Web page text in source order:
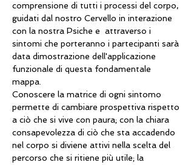
comprensione di tutti i processi del corpo,
guidati dal nostro Cervello in interazione
con la nostra Psiche e  attraverso i
sintomi che porteranno i partecipanti sarà
data dimostrazione dell'applicazione
funzionale di questa fondamentale
mappa.
Conoscere la matrice di ogni sintomo
permette di cambiare prospettiva rispetto
a ciò che si vive con paura; con la chiara
consapevolezza di ciò che sta accadendo
nel corpo si diviene attivi nella scelta del
percorso che si ritiene più utile; la